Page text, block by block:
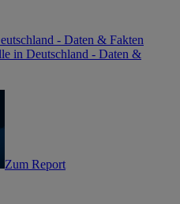
- Daten & Fakten
in Deutschland - Daten &
Zum Report